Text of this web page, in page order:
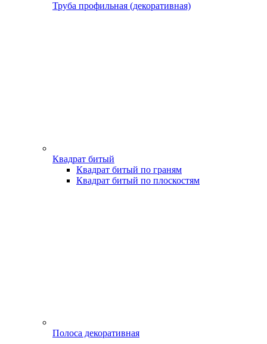
Труба профильная (декоративная)
Квадрат битый
Квадрат битый по граням
Квадрат битый по плоскостям
Полоса декоративная